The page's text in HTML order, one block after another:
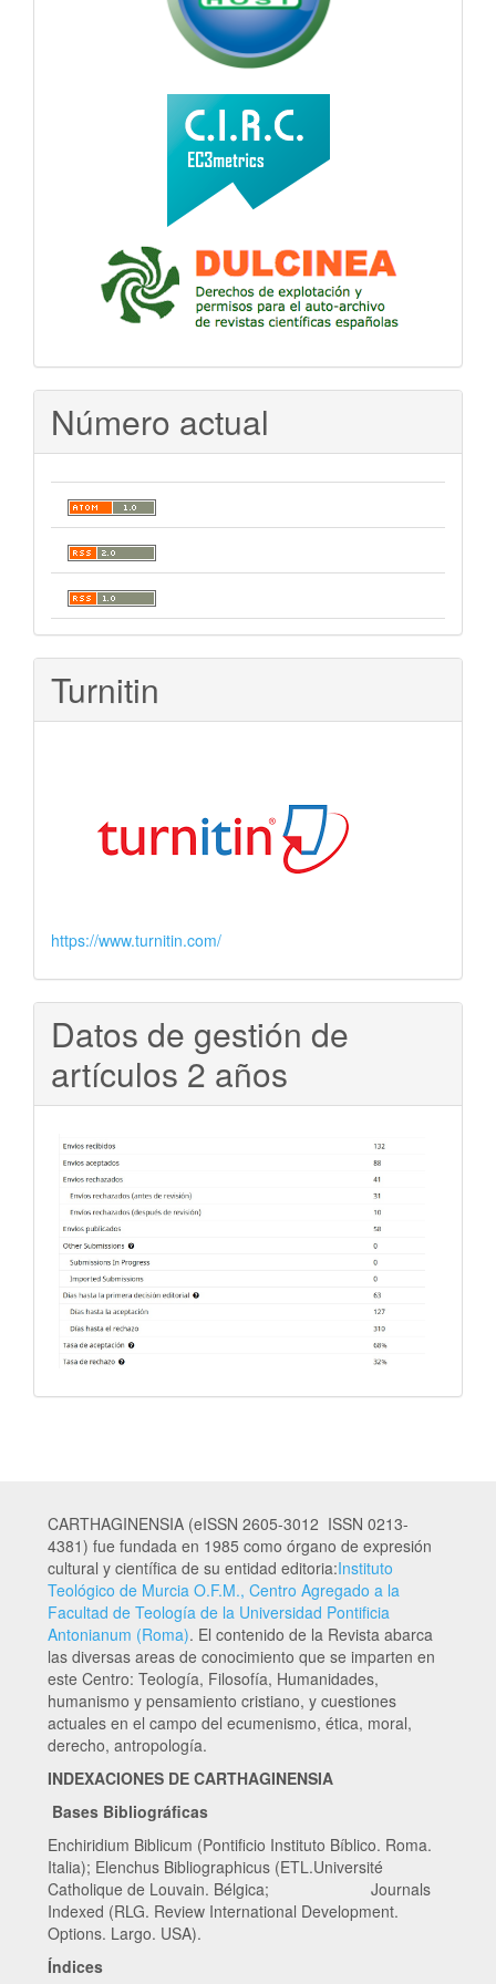
Número actual
Turnitin
https://www.turnitin.com/
Datos de gestión de
artículos 2 años
CARTHAGINENSIA (eISSN 2605-3012 ISSN 0213-
4381) fue fundada en 1985 como órgano de expresión
cultural y científica de su entidad editoria:Instituto
Teológico de Murcia O.F.M., Centro Agregado a la
Facultad de Teología de la Universidad Pontificia
Antonianum (Roma). El contenido de la Revista abarca
las diversas areas de conocimiento que se imparten en
este Centro: Teología, Filosofía, Humanidades,
humanismo y pensamiento cristiano, y cuestiones
actuales en el campo del ecumenismo, ética, moral,
derecho, antropología.
INDEXACIONES DE CARTHAGINENSIA
Bases Bibliográficas
Enchiridium Biblicum (Pontificio Instituto Bíblico. Roma.
Italia); Elenchus Bibliographicus (ETL.Université
Catholique de Louvain. Bélgica; Journals
Indexed (RLG. Review International Development.
Options. Largo. USA).
Índices